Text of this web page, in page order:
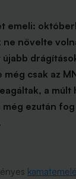
emeli:
ne növelte
újabb
csak az
a
ezután